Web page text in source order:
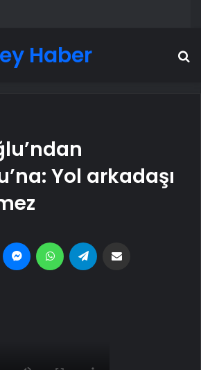
Haber
Yol arkadaşı
Tumblr MessengerWhatsApp